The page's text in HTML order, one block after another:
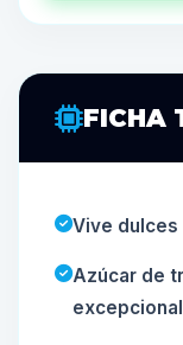
FICHA
Vive
Azúcar de